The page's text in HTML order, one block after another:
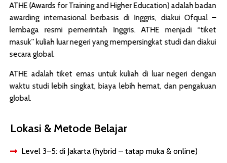
ATHE (Awards for Training and Higher Education) adalah badan
awarding internasional berbasis di Inggris, diakui Ofqual –
lembaga resmi pemerintah Inggris. ATHE menjadi “tiket
masuk” kuliah luar negeri yang mempersingkat studi dan diakui
secara global.
ATHE adalah tiket emas untuk kuliah di luar negeri dengan
waktu studi lebih singkat, biaya lebih hemat, dan pengakuan
global.
Lokasi & Metode Belajar
Level 3–5: di Jakarta (hybrid – tatap muka & online)